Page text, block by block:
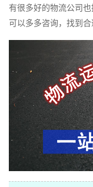
有很多好的物流公司
可以多多咨询，找到合